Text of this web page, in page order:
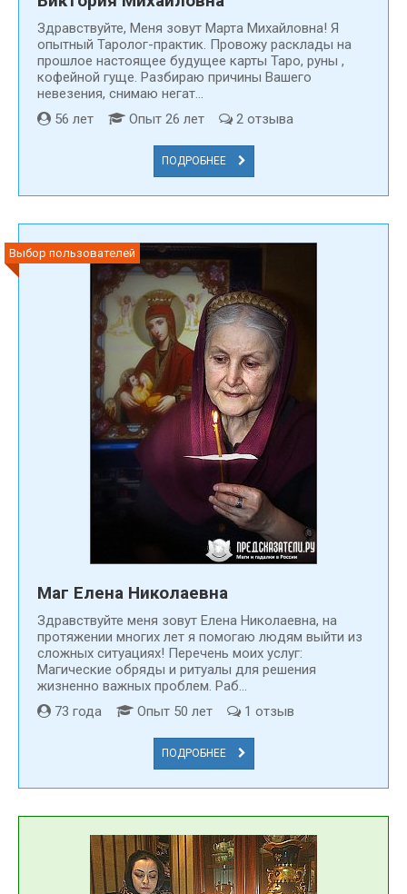
Здравствуйте, Меня зовут Марта Михайловна! Я
опытный Таролог-практик. Провожу расклады на
прошлое настоящее будущее карты Таро, руны ,
кофейной гуще. Разбираю причины Вашего
невезения, снимаю негат...
56 лет
Опыт 26 лет 2 отзыва
ПОДРОБНЕЕ
Выбор пользователей
Маг Елена Николаевна
Здравствуйте меня зовут Елена Николаевна, на
протяжении многих лет я помогаю людям выйти из
сложных ситуациях! Перечень моих услуг:
Магические обряды и ритуалы для решения
жизненно важных проблем. Раб...
73 года
Опыт 50 лет 1 отзыв
ПОДРОБНЕЕ